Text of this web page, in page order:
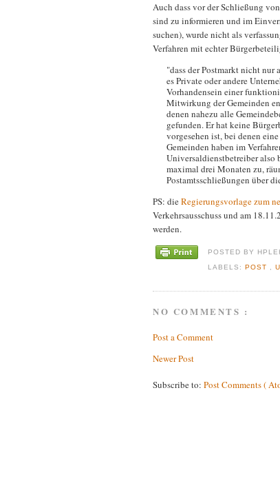
Auch dass vor der Schließung
sind zu informieren und im
suchen), wurde nicht als
Verfahren mit echter
"dass der Postmarkt nicht nur
es Private oder andere
Vorhandensein einer
Mitwirkung der Gemeinden
denen nahezu alle
gefunden. Er hat keine
vorgesehen ist, bei denen
Gemeinden haben im
Universaldienstbetreiber also
maximal drei Monaten zu,
Postamtsschließungen über
PS: dieRegierungsvorlage zum
Verkehrsausschuss und am
werden.
POSTED BY
LABELS:POST ,
NO COMMENTS :
Post a Comment
Newer Post
Subscribe to: Post Comments (